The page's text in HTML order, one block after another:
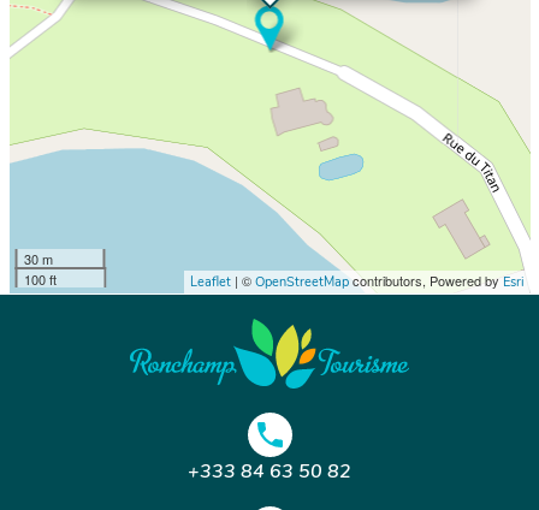
30 m
100 ft
Leaflet| © OpenStreetMapcontributors, Powered by Esri
+333 84 63 50 82